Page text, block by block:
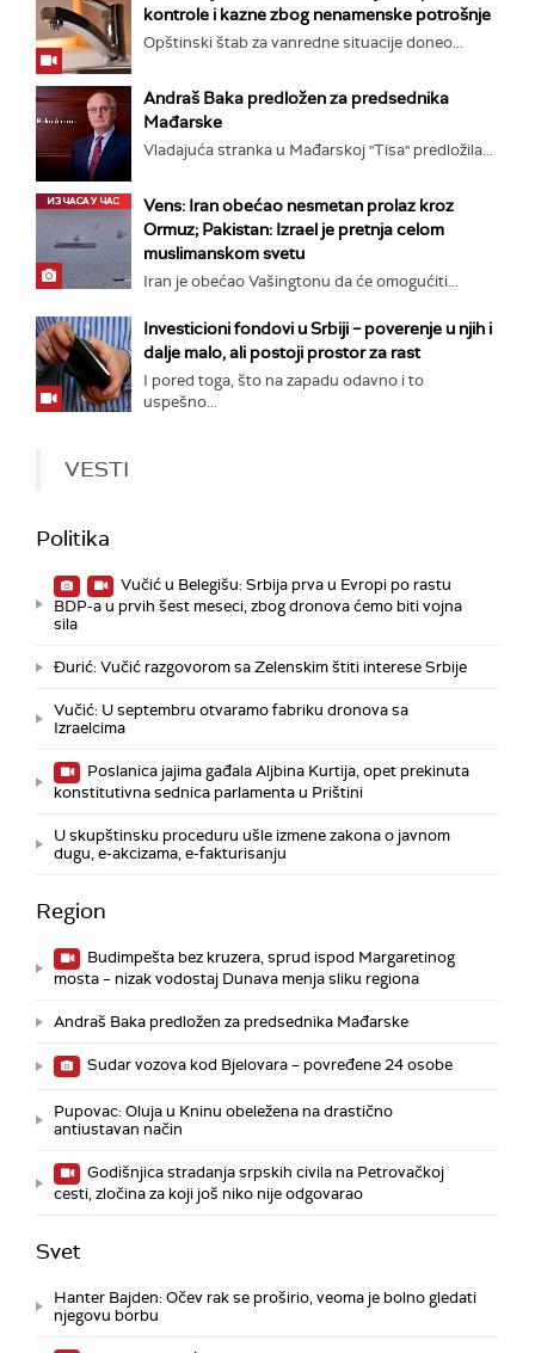
kontrole i kazne zbog nenamenske potrošnje
Opštinski štab za vanredne situacije doneo...
Andraš Baka predložen za predsednika
Mađarske
Vladajuća stranka u Mađarskoj "Tisa" predložila...
Vens: Iran obećao nesmetan prolaz kroz
Ormuz; Pakistan: Izrael je pretnja celom
muslimanskom svetu
Iran je obećao Vašingtonu da će omogućiti...
Investicioni fondovi u Srbiji – poverenje u njih i
dalje malo, ali postoji prostor za rast
I pored toga, što na zapadu odavno i to
uspešno...
VESTI
Politika
Vučić u Belegišu: Srbija prva u Evropi po rastu
BDP-a u prvih šest meseci, zbog dronova ćemo biti vojna
sila
Đurić: Vučić razgovorom sa Zelenskim štiti interese Srbije
Vučić: U septembru otvaramo fabriku dronova sa
Izraelcima
Poslanica jajima gađala Aljbina Kurtija, opet prekinuta
konstitutivna sednica parlamenta u Prištini
U skupštinsku proceduru ušle izmene zakona o javnom
dugu, e-akcizama, e-fakturisanju
Region
Budimpešta bez kruzera, sprud ispod Margaretinog
mosta – nizak vodostaj Dunava menja sliku regiona
Andraš Baka predložen za predsednika Mađarske
Sudar vozova kod Bjelovara – povređene 24 osobe
Pupovac: Oluja u Kninu obeležena na drastično
antiustavan način
Godišnjica stradanja srpskih civila na Petrovačkoj
cesti, zločina za koji još niko nije odgovarao
Svet
Hanter Bajden: Očev rak se proširio, veoma je bolno gledati
njegovu borbu